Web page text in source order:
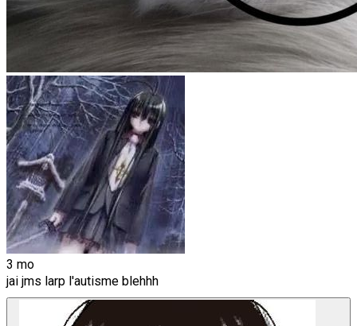
3 mo
jai jms larp l'autisme blehhh